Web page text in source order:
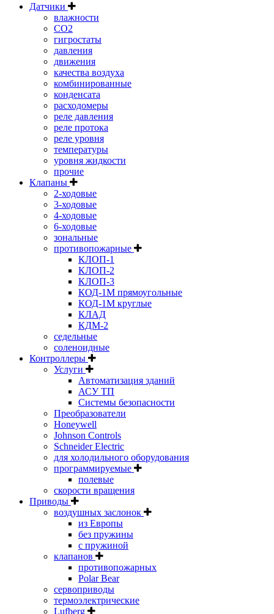
Датчики
влажности
CO2
гигростаты
давления
движения
качества воздуха
комбинированные
конденсата
расходомеры
реле давления
реле протока
реле уровня
температуры
уровня жидкости
прочие
Клапаны
2-ходовые
3-ходовые
4-ходовые
6-ходовые
зональные
противопожарные
КЛОП-1
КЛОП-2
КЛОП-3
КОД-1М прямоугольные
КОД-1М круглые
КЛАД
КДМ-2
седельные
соленоидные
Контроллеры
Услуги
Автоматизация зданий
АСУ ТП
Системы безопасности
Преобразователи
Honeywell
Johnson Controls
Schneider Electric
для холодильного оборудования
программируемые
полевые
скорости вращения
Приводы
воздушных заслонок
из Европы
без пружины
с пружиной
клапанов
противопожарных
Polar Bear
сервоприводы
термоэлектрические
Lufberg